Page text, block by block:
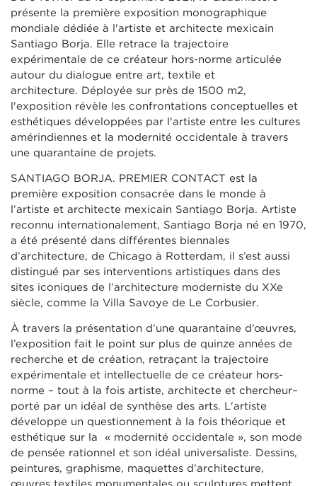
présente la première exposition monographique
mondiale dédiée à l'artiste et architecte mexicain
Santiago Borja. Elle retrace la trajectoire
expérimentale de ce créateur hors-norme articulée
autour du dialogue entre art, textile et
architecture. Déployée sur près de 1500 m2,
l'exposition révèle les confrontations conceptuelles et
esthétiques développées par l'artiste entre les cultures
amérindiennes et la modernité occidentale à travers
une quarantaine de projets.
SANTIAGO BORJA. PREMIER CONTACT est la
première exposition consacrée dans le monde à
l’artiste et architecte mexicain Santiago Borja. Artiste
reconnu internationalement, Santiago Borja né en 1970,
a été présenté dans différentes biennales
d’architecture, de Chicago à Rotterdam, il s’est aussi
distingué par ses interventions artistiques dans des
sites iconiques de l’architecture moderniste du XXe
siècle, comme la Villa Savoye de Le Corbusier.
À travers la présentation d’une quarantaine d’œuvres,
l’exposition fait le point sur plus de quinze années de
recherche et de création, retraçant la trajectoire
expérimentale et intellectuelle de ce créateur hors-
norme – tout à la fois artiste, architecte et chercheur–
porté par un idéal de synthèse des arts. L'artiste
développe un questionnement à la fois théorique et
esthétique sur la « modernité occidentale », son mode
de pensée rationnel et son idéal universaliste. Dessins,
peintures, graphisme, maquettes d’architecture,